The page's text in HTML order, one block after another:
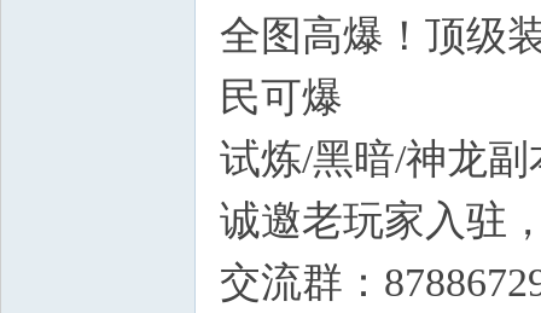
全图高爆！顶级
民可爆
试炼/黑暗/神龙
诚邀老玩家入驻
交流群：